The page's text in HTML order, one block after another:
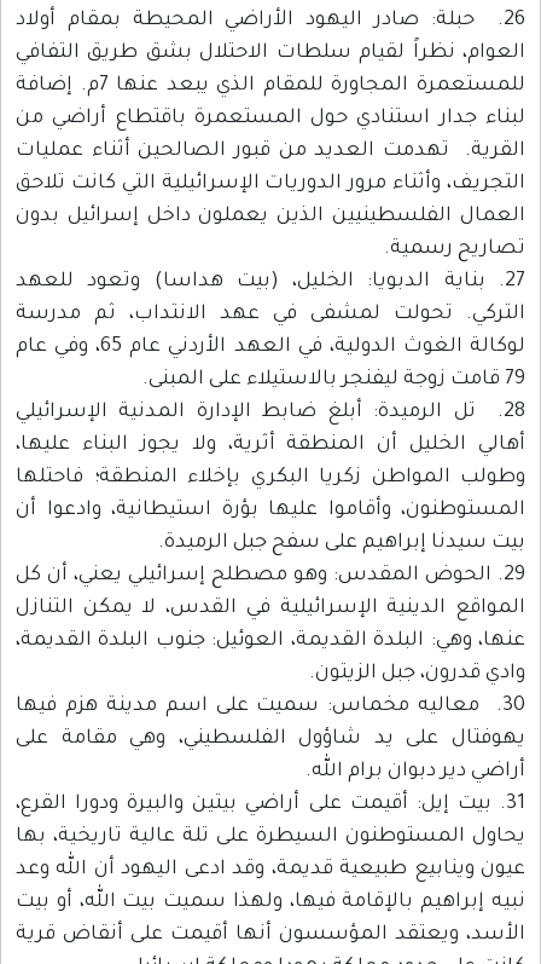
26. حبلة: صادر اليهود الأراضي المحيطة بمقام أولاد
العوام، نظراً لقيام سلطات الاحتلال بشق طريق التفافي
للمستعمرة المجاورة للمقام الذي يبعد عنها 7م. إضافة
لبناء جدار استنادي حول المستعمرة باقتطاع أراضي من
القرية. تهدمت العديد من قبور الصالحين أثناء عمليات
التجريف، وأثناء مرور الدوريات الإسرائيلية التي كانت تلاحق
العمال الفلسطينيين الذين يعملون داخل إسرائيل بدون
تصاريح رسمية.
27. بناية الدبويا: الخليل، (بيت هداسا) وتعود للعهد
التركي. تحولت لمشفى في عهد الانتداب، ثم مدرسة
لوكالة الغوث الدولية، في العهد الأردني عام 65، وفي عام
79 قامت زوجة ليفنجر بالاستيلاء على المبنى.
28. تل الرميدة: أبلغ ضابط الإدارة المدنية الإسرائيلي
أهالي الخليل أن المنطقة أثرية، ولا يجوز البناء عليها،
وطولب المواطن زكريا البكري بإخلاء المنطقة؛ فاحتلها
المستوطنون، وأقاموا عليها بؤرة استيطانية، وادعوا أن
بيت سيدنا إبراهيم على سفح جبل الرميدة.
29. الحوض المقدس: وهو مصطلح إسرائيلي يعني، أن كل
المواقع الدينية الإسرائيلية في القدس، لا يمكن التنازل
عنها، وهي: البلدة القديمة، العوئيل: جنوب البلدة القديمة،
وادي قدرون، جبل الزيتون.
30. معاليه مخماس: سميت على اسم مدينة هزم فيها
يهوفتال على يد شاؤول الفلسطيني، وهي مقامة على
أراضي دير دبوان برام الله.
31. بيت إيل: أقيمت على أراضي بيتين والبيرة ودورا القرع،
يحاول المستوطنون السيطرة على تلة عالية تاريخية، بها
عيون وينابيع طبيعية قديمة، وقد ادعى اليهود أن الله وعد
نبيه إبراهيم بالإقامة فيها، ولهذا سميت بيت الله، أو بيت
الأسد، ويعتقد المؤسسون أنها أقيمت على أنقاض قرية